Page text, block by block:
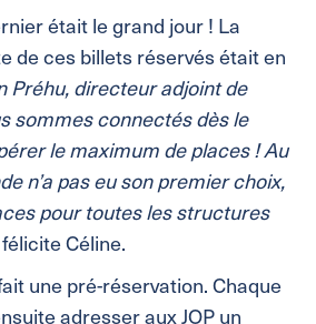
était le grand jour ! La
de ces billets réservés était en
Préhu, directeur adjoint de
sommes connectés dès le
le maximum de places ! Au
n’a pas eu son premier choix,
pour toutes les structures
Céline.
une pré-réservation. Chaque
adresser aux JOP un